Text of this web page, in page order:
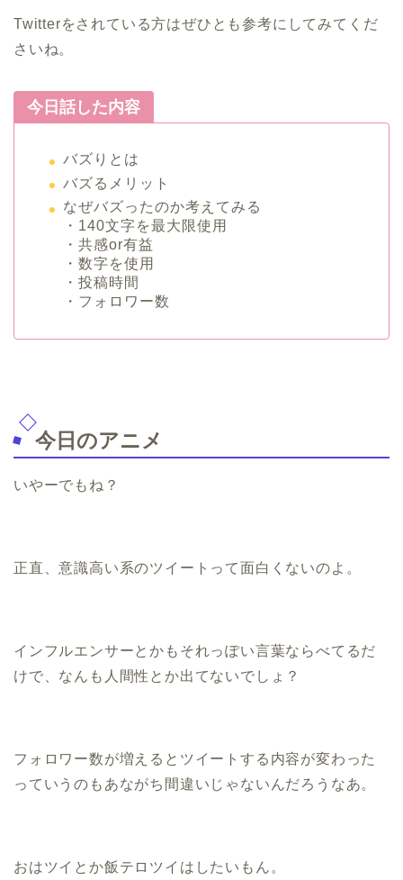
Twitterをされている方はぜひとも参考にしてみてくだ
さいね。
今日話した内容
バズりとは
バズるメリット
なぜバズったのか考えてみる
・140文字を最大限使用
・共感or有益
・数字を使用
・投稿時間
・フォロワー数
今日のアニメ
いやーでもね？
正直、意識高い系のツイートって面白くないのよ。
インフルエンサーとかもそれっぽい言葉ならべてるだ
けで、なんも人間性とか出てないでしょ？
フォロワー数が増えるとツイートする内容が変わった
っていうのもあながち間違いじゃないんだろうなあ。
おはツイとか飯テロツイはしたいもん。